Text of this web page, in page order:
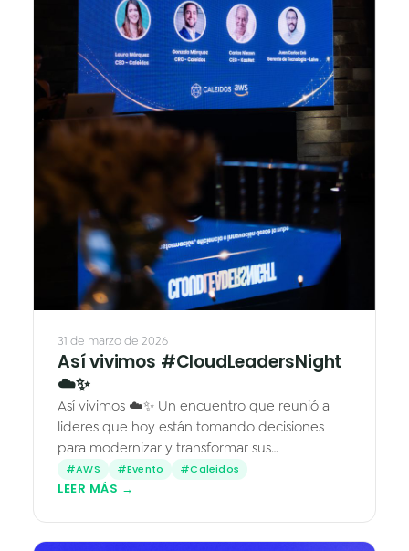
4+ fotos
31 de marzo de 2026
Así vivimos #CloudLeadersNight
☁️✨
Así vivimos ☁️✨ Un encuentro que reunió a
lideres que hoy están tomando decisiones
para modernizar y transformar sus
organizaciones. Durante la noche
conversamos sobre cómo la de Amazon Web
#AWS #Evento #Caleidos
LEER MÁS →